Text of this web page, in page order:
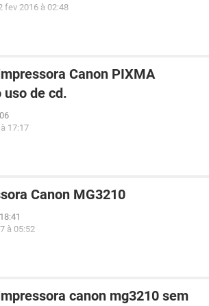
fev 2016 à 02:48
Canon PIXMA
uso de cd.
17:17
Canon MG3210
à 05:52
canon mg3210 sem